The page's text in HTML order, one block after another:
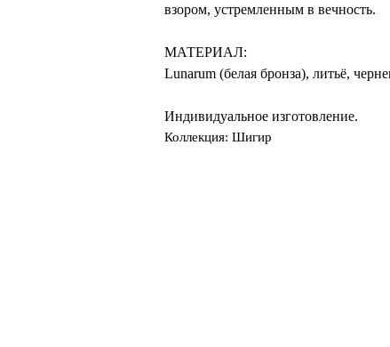
взором, устремленным в вечность.
МАТЕРИАЛ:
Lunarum (белая бронза), литьё,
Индивидуальное изготовление.
Коллекция: Шигир